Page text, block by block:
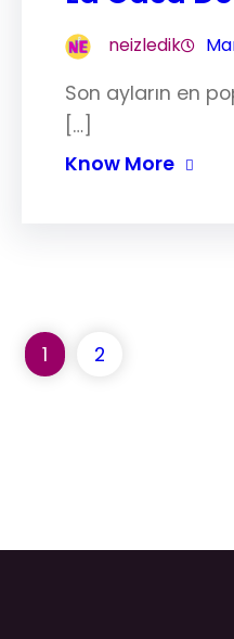
neizledik
Son ayların en
[…]
Know More
1 2